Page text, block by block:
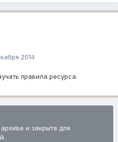
2014
правила ресурса.
и закрыта для